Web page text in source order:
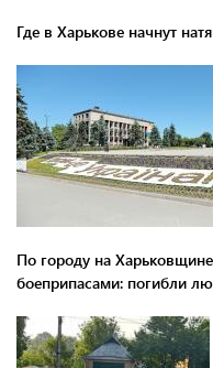
Где в Харькове начнут
По городу на
боеприпасами: погибли